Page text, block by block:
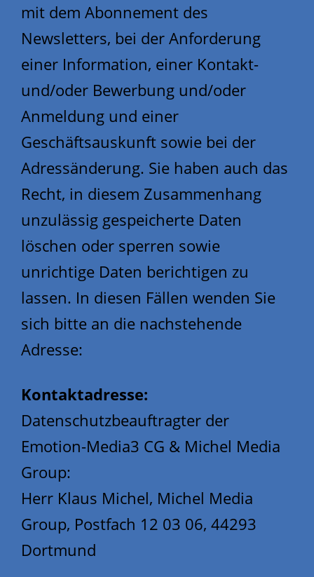
mit dem Abonnement des
Newsletters, bei der Anforderung
einer Information, einer Kontakt-
und/oder Bewerbung und/oder
Anmeldung und einer
Geschäftsauskunft sowie bei der
Adressänderung. Sie haben auch das
Recht, in diesem Zusammenhang
unzulässig gespeicherte Daten
löschen oder sperren sowie
unrichtige Daten berichtigen zu
lassen. In diesen Fällen wenden Sie
sich bitte an die nachstehende
Adresse:
Kontaktadresse:
Datenschutzbeauftragter der
Emotion-Media3 CG & Michel Media
Group:
Herr Klaus Michel, Michel Media
Group, Postfach 12 03 06, 44293
Dortmund